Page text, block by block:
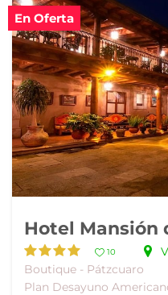
En Oferta
Hotel Mansión
10
Boutique - Pátzcuaro
Plan Desayuno